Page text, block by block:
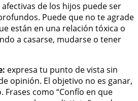
de los hijos puede ser
Puede que no te agrade
están en una relación tóxica o
a casarse, mudarse o tener
expresa tu punto de vista sin
opinión. El objetivo no es ganar,
Frases como “Confío en que